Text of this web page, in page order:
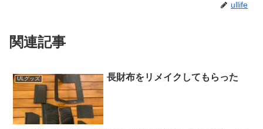
ullife
関連記事
ULグッズ 長財布をリメイクしてもらった